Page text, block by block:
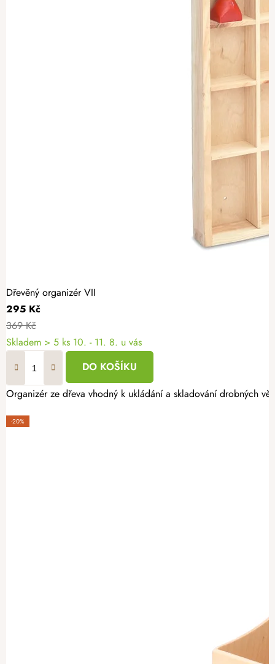
Dřevěný organizér VII
295 Kč
369 Kč
Skladem > 5 ks 10. - 11. 8. u vás
DO KOŠÍKU
Organizér ze dřeva vhodný k ukládání a skladování drobných
-20%